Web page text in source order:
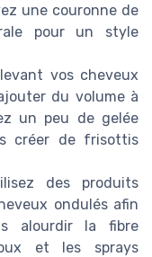
une couronne de
pour un style
vos cheveux
du volume à
un peu de gelée
créer de frisottis
des produits
ondulés afin
alourdir la fibre
et les sprays